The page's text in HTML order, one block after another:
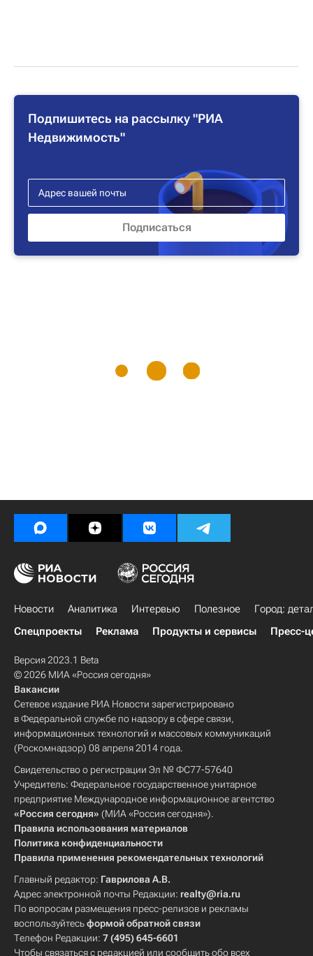
Подпишитесь на рассылку "РИА
Недвижимость"
Новости Аналитика Интервью Полезное
Город:
Спецпроекты
Реклама Продукты и сервисы Пресс-
Версия 2023.1 Beta
© 2026 МИА «Россия сегодня»
Вакансии
Сетевое издание РИА Новости зарегистрировано
в Федеральной службе по надзору в сфере связи,
информационных технологий и массовых коммуникаций
(Роскомнадзор) 08 апреля 2014 года.
Свидетельство о регистрации Эл № ФС77-57640
Учредитель: Федеральное государственное унитарное
предприятие Международное информационное агентство
«Россия сегодня» (МИА «Россия сегодня»).
Правила использования материалов
Политика конфиденциальности
Правила применения рекомендательных технологий
Главный редактор: Гаврилова А.В.
Адрес электронной почты Редакции: realty@ria.ru
По вопросам размещения пресс-релизов и рекламы
воспользуйтесьформой обратной связи
Телефон Редакции: 7 (495) 645-6601
Чтобы связаться с редакцией или сообщить обо всех